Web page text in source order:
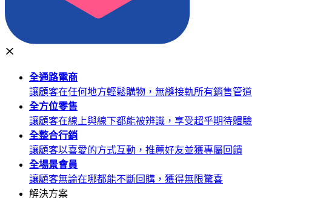
全通路電商
讓顧客在任何地方輕鬆購物，無縫接軌所有銷售管道
全方位零售
讓顧客在線上與線下都能被辨識，享受超乎期待體驗
全整合行銷
讓顧客以喜愛的方式互動，推薦好友並獲專屬回饋
全場景會員
讓顧客無論在哪都能不斷回購，獲得無限驚喜
解決方案